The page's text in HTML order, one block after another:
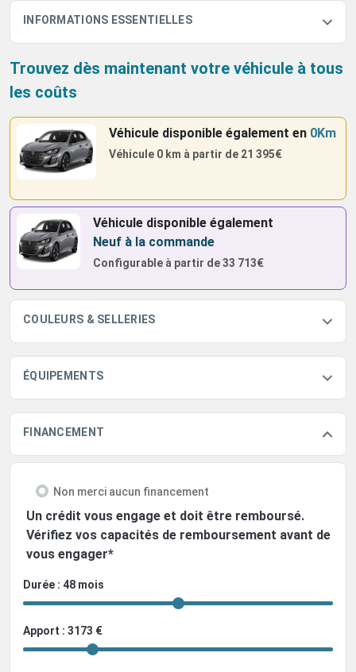
INFORMATIONS ESSENTIELLES
Trouvez dès maintenant votre véhicule à tous
les coûts
Véhicule disponible également en 0Km
Véhicule 0 km à partir de 21 395€
Véhicule disponible également
Neuf à la commande
Configurable à partir de33 713€
COULEURS & SELLERIES
ÉQUIPEMENTS
FINANCEMENT
Non merci aucun financement
Un crédit vous engage et doit être remboursé.
Vérifiez vos capacités de remboursement avant de
vous engager*
Durée : 48 mois
Apport : 3173 €